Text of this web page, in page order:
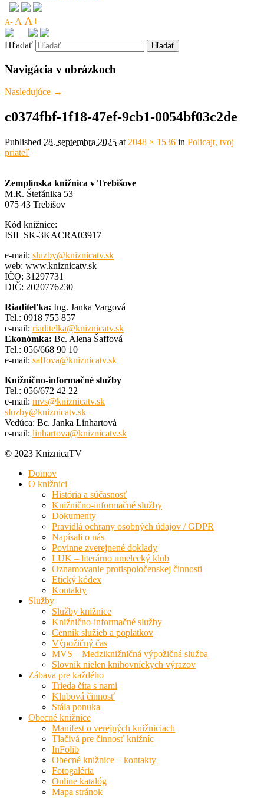
A- A A+
Hľadať
Navigácia v obrázkoch
Nasledujúce →
c0374fbf-1f18-47ef-9cb1-0054bf03c2de
Published 28. septembra 2025 at 2048 × 1536 in Policajt, tvoj
priateľ
Zemplínska knižnica v Trebišove
M.R. Štefánika 53
075 43 Trebišov
Kód knižnice:
ISIL SK-3KACRA03917
e-mail: sluzby@kniznicatv.sk
web: www.kniznicatv.sk
IČO: 31297731
DIČ: 2020776230
Riaditeľka: Ing. Janka Vargová
Tel.: 0918 755 857
e-mail: riaditelka@kniznicatv.sk
Ekonómka: Bc. Alena Šaffová
Tel.: 056/668 90 10
e-mail: saffova@kniznicatv.sk
Knižnično-informačné služby
Tel.: 056/672 42 22
e-mail: mvs@kniznicatv.sk
sluzby@kniznicatv.sk
Vedúca: Bc. Janka Linhartová
e-mail: linhartova@kniznicatv.sk
© 2023 KniznicaTV
Domov
O knižnici
História a súčasnosť
Knižnično-informačné služby
Dokumenty
Pravidlá ochrany osobných údajov / GDPR
Napísali o nás
Povinne zverejnené doklady
LUK – literárno umelecký klub
Oznamovanie protispoločenskej činnosti
Etický kódex
Kontakty
Služby
Služby knižnice
Knižnično-informačné služby
Cenník služieb a poplatkov
Výpožičný čas
MVS – Medziknižničná výpožičná služba
Slovník nielen knihovníckych výrazov
Zábava pre každého
Trieda číta s nami
Klubová činnosť
Stála ponuka
Obecné knižnice
Manifest o verejných knižniciach
Tlačivá pre činnosť knižníc
InFolib
Obecné knižnice – kontakty
Fotogaléria
Online katalóg
Mapa stránok